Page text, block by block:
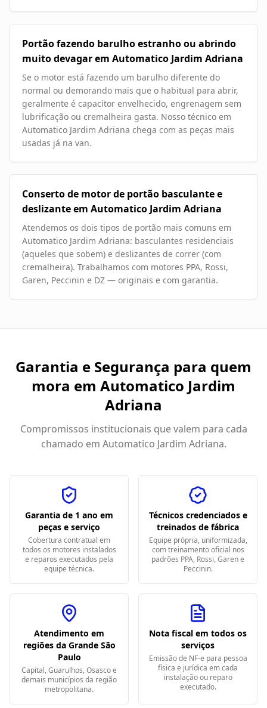
Portão fazendo barulho estranho ou abrindo
muito devagar em Automatico Jardim Adriana
Se o motor está fazendo um barulho diferente do
normal ou demorando mais que o habitual para abrir,
geralmente é capacitor envelhecido, engrenagem sem
lubrificação ou cremalheira gasta. Nosso técnico em
Automatico Jardim Adriana chega com as peças mais
usadas já na van.
Conserto de motor de portão basculante e
deslizante em Automatico Jardim Adriana
Atendemos os dois tipos de portão mais comuns em
Automatico Jardim Adriana: basculantes residenciais
(aqueles que sobem) e deslizantes de correr (com
cremalheira). Trabalhamos com motores PPA, Rossi,
Garen, Peccinin e DZ — originais e com garantia.
Garantia e Segurança para quem
mora em Automatico Jardim
Adriana
Compromissos institucionais que valem para cada
chamado em Automatico Jardim Adriana.
Garantia de 1 ano em
peças e serviço
Cobertura contratual em
todos os motores instalados
e reparos executados pela
equipe técnica.
Técnicos credenciados e
treinados de fábrica
Equipe própria, uniformizada,
com treinamento oficial nos
padrões PPA, Rossi, Garen e
Peccinin.
Atendimento em
regiões da Grande São
Paulo
Capital, Guarulhos, Osasco e
demais municípios da região
metropolitana.
Nota fiscal em todos os
serviços
Emissão de NF-e para pessoa
física e jurídica em cada
instalação ou reparo
executado.